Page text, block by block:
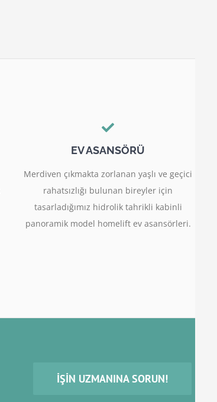
EV ASANSÖRÜ
Merdiven çıkmakta zorlanan yaşlı ve geçici
rahatsızlığı bulunan bireyler için
tasarladığımız hidrolik tahrikli kabinli
panoramik model homelift ev asansörleri.
İŞIN UZMANINA SORUN!